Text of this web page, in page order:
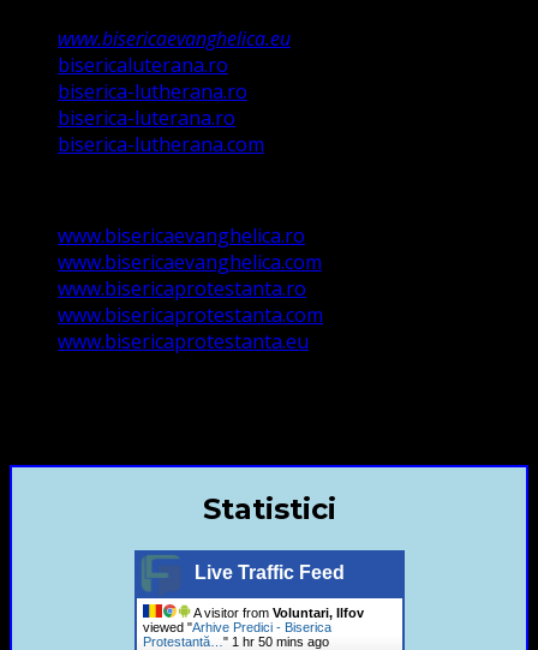
www.bisericaevanghelica.eu
bisericaluterana.ro
biserica-lutherana.ro
biserica-luterana.ro
biserica-lutherana.com
www.bisericaevanghelica.ro
www.bisericaevanghelica.com
www.bisericaprotestanta.ro
www.bisericaprotestanta.com
www.bisericaprotestanta.eu
Statistici
Live Traffic Feed
A visitor from Voluntari, Ilfov
viewed "Arhive Predici - Biserica
Protestantă… " 1 hr 50 mins ago